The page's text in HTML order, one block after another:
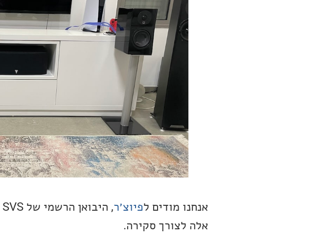
אנחנו מודים לפיוצ׳ר
אלה לצורך סקירה.